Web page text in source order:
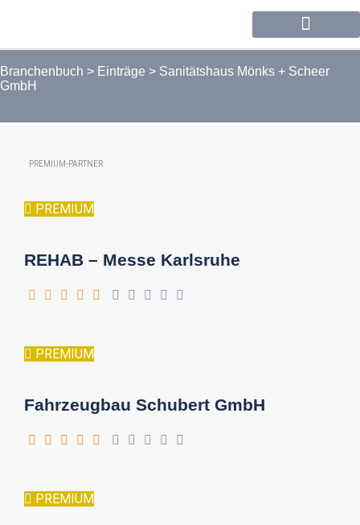
Branchenbuch > Einträge > Sanitätshaus Mönks + Scheer
GmbH
PREMIUM-PARTNER
PREMIUM
REHAB – Messe Karlsruhe
PREMIUM
Fahrzeugbau Schubert GmbH
PREMIUM